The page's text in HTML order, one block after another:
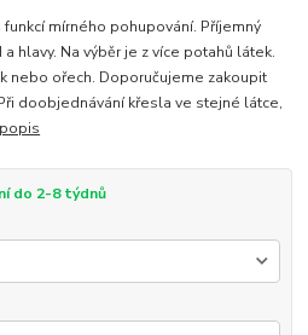
mírného pohupování. Příjemný
hlavy. Na výběr je z více potahů látek.
nebo ořech. Doporučujeme zakoupit
doobjednávání křesla ve stejné látce,
do 2-8 týdnů